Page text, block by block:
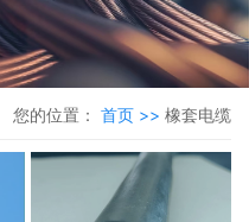
您的位置： 首页 >> 橡套电缆